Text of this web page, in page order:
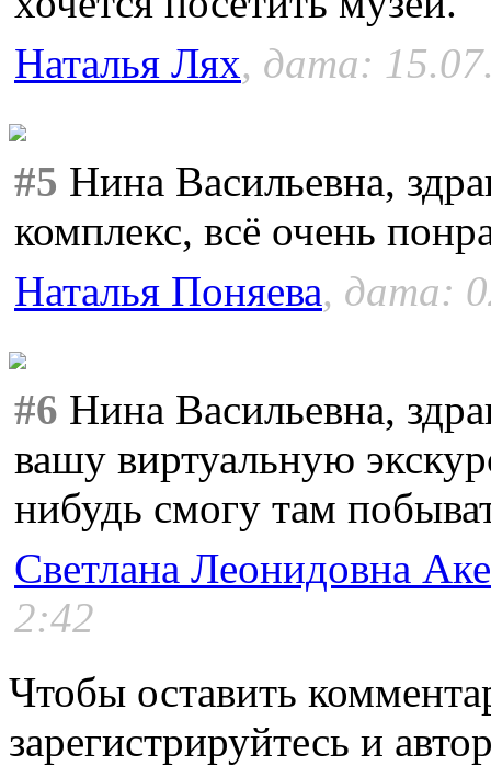
Наталья Лях, дата:
#5 Нина Васильевна,
комплекс, всё очень
Наталья Поняева, дата:
#6 Нина Васильевна,
вашу виртуальную
нибудь смогу там
Светлана Леонидовна
2:42
Чтобы оставить
зарегистрируйтесь и